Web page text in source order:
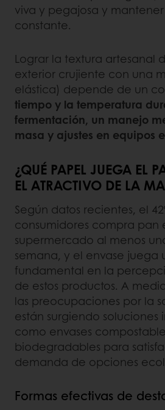
viva y pegajosa y
constante.
Lograr la textura artesanal
exterior crujiente con una
elástica) depende de un
tiempo y la temperatura
fermentación, un manejo
masa y ajustes en equipos
¿QUÉ PAPEL JUEGA EL
EL ATRACTIVO DE LA
Según datos recientes, el
consumidores compra pan
supermercado al menos
semana, y el envase juega
fundamental en la
de estos productos. A
las preocupaciones por la
están surgiendo soluciones
como envases
biodegradables para
demanda de opciones
Formas efectivas de